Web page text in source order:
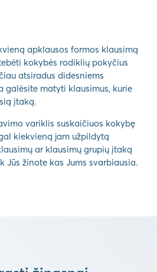
apklausos formos klausimą
kokybės rodiklių pokyčius
atsiradus didesniems
galėsite matyti klausimus, kurie
įtaką.
variklis suskaičiuos kokybę
kiekvieną jam užpildytą
ar klausimų grupių įtaką
Jūs žinote kas Jums svarbiausia.